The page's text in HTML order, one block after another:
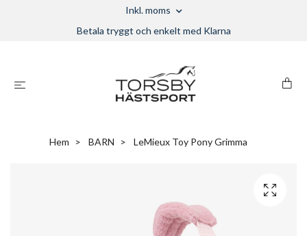
Inkl. moms
Betala tryggt och enkelt med Klarna
Hem BARN LeMieux Toy Pony Grimma